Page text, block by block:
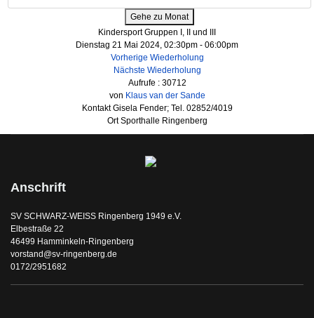
Gehe zu Monat
Kindersport Gruppen I, II und III
Dienstag 21 Mai 2024, 02:30pm - 06:00pm
Vorherige Wiederholung
Nächste Wiederholung
Aufrufe : 30712
von Klaus van der Sande
KontaktGisela Fender; Tel. 02852/4019
OrtSporthalle Ringenberg
Anschrift
SV SCHWARZ-WEISS Ringenberg 1949 e.V.
Elbestraße 22
46499 Hamminkeln-Ringenberg
vorstand@sv-ringenberg.de
0172/2951682